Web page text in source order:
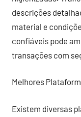
descrições
material e
confiáveis pode
transações com
Melhores
Existem diversas